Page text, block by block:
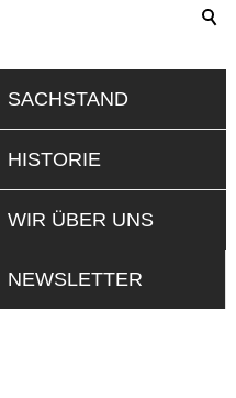
SACHSTAND
HISTORIE
WIR ÜBER UNS
NEWSLETTER